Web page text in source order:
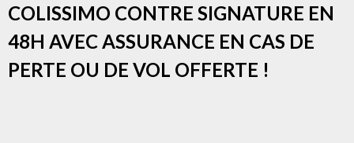
COLISSIMO CONTRE SIGNATURE EN
48H AVEC ASSURANCE EN CAS DE
PERTE OU DE VOL OFFERTE !